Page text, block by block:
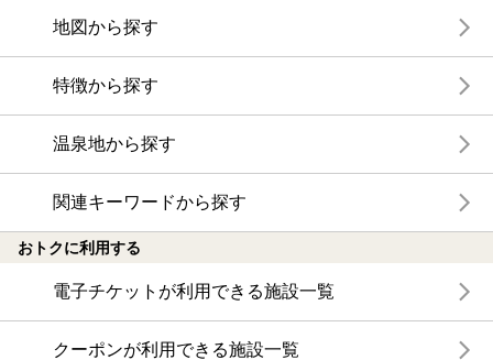
地図から探す
特徴から探す
温泉地から探す
関連キーワードから探す
おトクに利用する
電子チケットが利用できる施設一覧
クーポンが利用できる施設一覧